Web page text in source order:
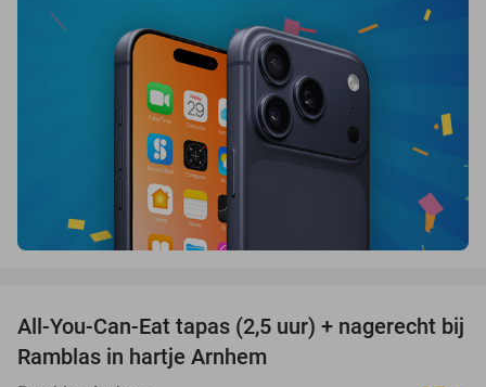
34%
All-You-Can-Eat tapas (2,5 uur) + nagerecht bij
Ramblas in hartje Arnhem